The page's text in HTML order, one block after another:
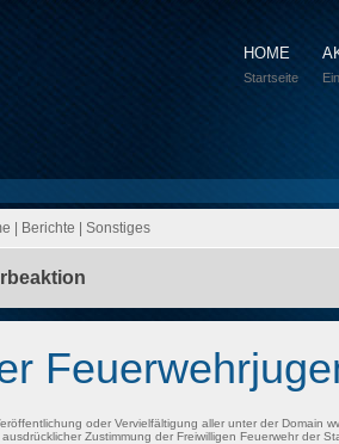
HOME
Startseite
Berichte Sonstiges
oder Vervielfältigung aller unter der Domain
Zustimmung der Freiwilligen Feuerwehr der